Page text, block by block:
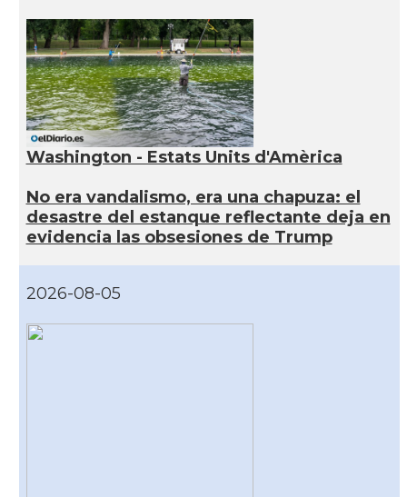
Washington - Estats Units d'Amèrica
No era vandalismo, era una chapuza: el
desastre del estanque reflectante deja en
evidencia las obsesiones de Trump
2026-08-05